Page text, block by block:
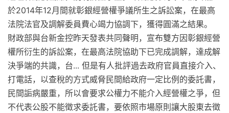
於2014年12月間就彰銀經營權爭議所生之訴訟案，在最高
法院法官及調解委員費心竭力協調下，獲得圓滿之結果。
財政部與台新金控昨天發表共同聲明，宣布雙方因彰銀經營
權所衍生的訴訟案，在最高法院協助下已完成調解，達成解
決爭端的共識，台... 但是有人批評過去政府官員直接介入、
打電話，以查稅的方式威脅民間給政府一定比例的委託書，
民間詬病嚴重，所以會要求公權力不能介入經營權之爭，但
不代表公股不能徵求委託書，要依照市場原則讓大股東去徵